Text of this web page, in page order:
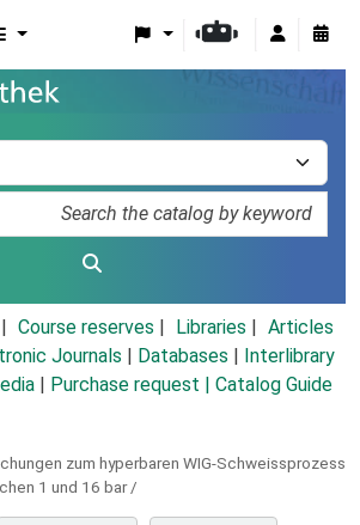
Course reserves Libraries
Articles
Journals Databases
Interlibrary
Purchase request | Catalog Guide
zum hyperbaren WIG-Schweissprozess
1 und 16 bar /